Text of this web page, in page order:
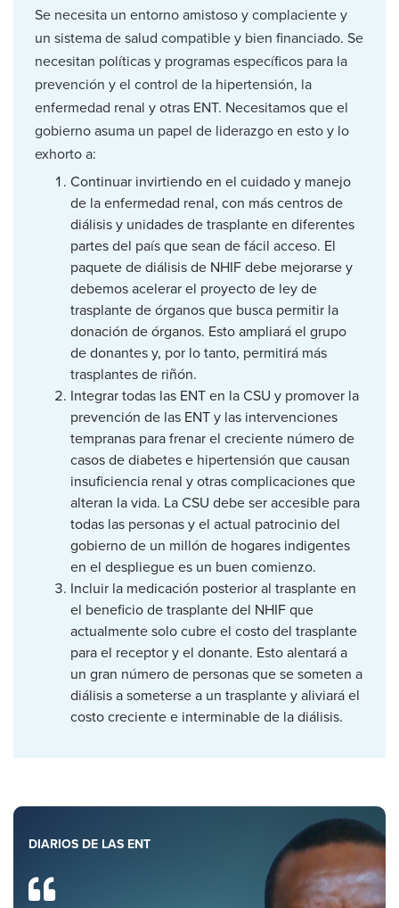
Se necesita un entorno amistoso y complaciente y
un sistema de salud compatible y bien financiado. Se
necesitan políticas y programas específicos para la
prevención y el control de la hipertensión, la
enfermedad renal y otras ENT. Necesitamos que el
gobierno asuma un papel de liderazgo en esto y lo
exhorto a:
Continuar invirtiendo en el cuidado y manejo
de la enfermedad renal, con más centros de
diálisis y unidades de trasplante en diferentes
partes del país que sean de fácil acceso. El
paquete de diálisis de NHIF debe mejorarse y
debemos acelerar el proyecto de ley de
trasplante de órganos que busca permitir la
donación de órganos. Esto ampliará el grupo
de donantes y, por lo tanto, permitirá más
trasplantes de riñón.
Integrar todas las ENT en la CSU y promover la
prevención de las ENT y las intervenciones
tempranas para frenar el creciente número de
casos de diabetes e hipertensión que causan
insuficiencia renal y otras complicaciones que
alteran la vida. La CSU debe ser accesible para
todas las personas y el actual patrocinio del
gobierno de un millón de hogares indigentes
en el despliegue es un buen comienzo.
Incluir la medicación posterior al trasplante en
el beneficio de trasplante del NHIF que
actualmente solo cubre el costo del trasplante
para el receptor y el donante. Esto alentará a
un gran número de personas que se someten a
diálisis a someterse a un trasplante y aliviará el
costo creciente e interminable de la diálisis.
DIARIOS DE LAS ENT